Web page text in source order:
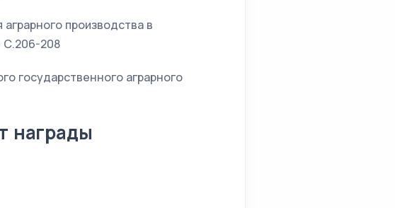
производства в
С.206-208
государственного аграрного
награды